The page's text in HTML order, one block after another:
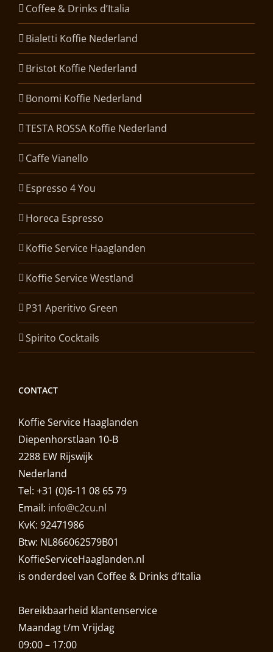
Coffee & Drinks d’Italia
Bialetti Koffie Nederland
Bristot Koffie Nederland
Bonomi Koffie Nederland
TESTA ROSSA Koffie Nederland
Caffe Vianello
Espresso 4 You
Horeca Espresso
Koffie Service Haaglanden
Koffie Service Westland
P31 Aperitivo Green
Spirito Cocktails
CONTACT
Koffie Service Haaglanden
Diepenhorstlaan 10-B
2288 EW Rijswijk
Nederland
Tel: +31 (0)6-11 08 65 79
Email: info@c2cu.nl
KvK: 92471986
Btw: NL866062579B01
KoffieServiceHaaglanden.nl
is onderdeel van Coffee & Drinks d’Italia
Bereikbaarheid klantenservice
Maandag t/m Vrijdag
09:00 – 17:00